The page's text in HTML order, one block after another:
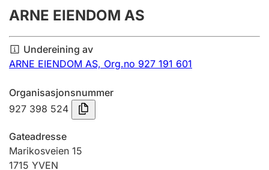
Årsrekneskap
Innsending og forseinkingsgebyr
Tinglysing
Jeger
Betaling og jegeravgiftskort
ARNE EIENDOM AS
Undereining av
ARNE EIENDOM AS, Org.no 927 191 601
Organisasjonsnummer
927 398 524
Gateadresse
Marikosveien 15
1715 YVEN